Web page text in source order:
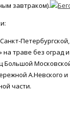
завтраком).
Петербургской,
траве без оград
Большой
А.Невского и
части.